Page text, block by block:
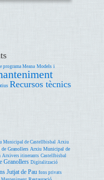
programa Meana Models i
Recursos tècnics
Municipal de Castellbisbal Arxiu
Granollers Arxiu Municipal de
Arxivers itinerants Castellbisbal
Granollers Digitalització
Jutjat de Pau fons privats